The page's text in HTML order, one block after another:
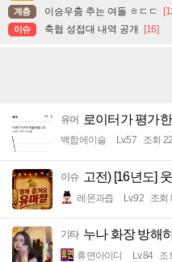
계층 이승우춤 추는 여돌 ㅎㄷㄷ
이슈 축협 성접대 내역 공개 [16]
유머 로이터가 평가
백합에이슬 Lv.57 조회
이슈 고전) [16년도]
레몬과즙 Lv.92 조회
기타 누나 화장 방해
휴면아이디 Lv.84 조